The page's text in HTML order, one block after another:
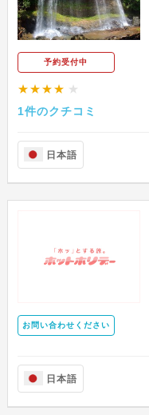
予約受付中
★★★★ ★
1件のクチコミ
日本語
お問い合わせください
日本語